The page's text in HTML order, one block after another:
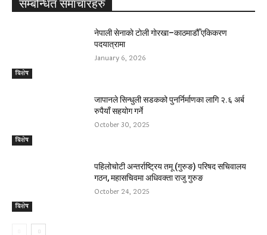
सम्बन्धित समाचारहरु
बिशेष
नेपाली सेनाकाे टाेली गाेरखा–काठमाडौँ एकिकरण
पदयात्रामा
January 6, 2026
बिशेष
जापानले सिन्धुली सडकको पुनर्निर्माणका लागि २.६ अर्ब
रुपैयाँ सहयोग गर्ने
October 30, 2025
बिशेष
पहिलोचोटी अन्तर्राष्ट्रिय तमू (गुरुङ) परिषद सचिवालय
गठन, महासचिवमा अधिवक्ता राजु गुरुङ
October 24, 2025